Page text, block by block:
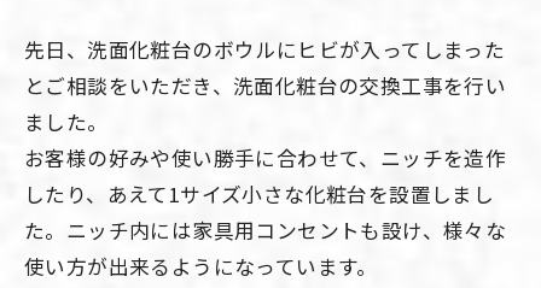
先日、洗面化粧台のボウルにヒビが入ってしまった
とご相談をいただき、洗面化粧台の交換工事を行い
ました。
お客様の好みや使い勝手に合わせて、ニッチを造作
したり、あえて1サイズ小さな化粧台を設置しまし
た。ニッチ内には家具用コンセントも設け、様々な
使い方が出来るようになっています。